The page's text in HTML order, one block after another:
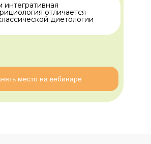
интегративная
отличается
диетологии
место на вебинаре